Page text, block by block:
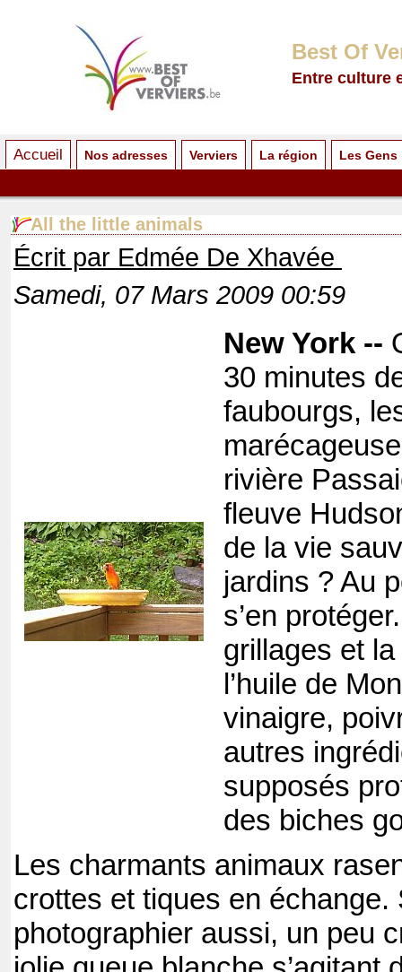
Best Of
Entre culture
Accueil Nos adresses Verviers La région Les Gens
All the little animals
Écrit par Edmée De Xhavée
Samedi, 07 Mars 2009 00:59
New York --
30 minutes
faubourgs,
rivière
fleuve
de la vie
jardins ? Au
s’en
grillages et
l’huile de
vinaigre,
autres
supposés
des biches
Les charmants animaux
crottes et tiques en échange.
photographier aussi, un peu